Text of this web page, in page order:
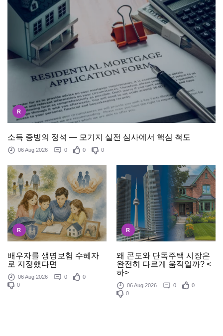
R
소득 증빙의 정석 — 모기지 실전 심사에서 핵심 척도
06 Aug 2026 0 0 0
R
배우자를 생명보험 수혜자
로 지정했다면
06 Aug 2026 0
0
0
R
왜 콘도와 단독주택 시장은
완전히 다르게 움직일까? <
하>
06 Aug 2026 0
0
0